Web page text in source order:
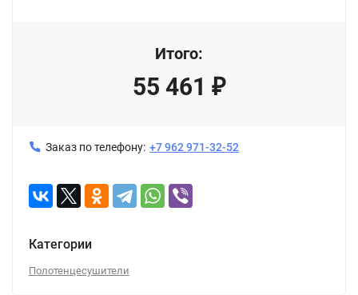
Итого:
55 461 ₽
Заказ по телефону: +7 962 971-32-52
Категории
Полотенцесушители